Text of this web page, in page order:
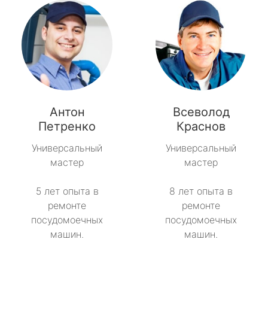
Антон
Петренко
Универсальный
мастер
5 лет опыта в
ремонте
посудомоечных
машин.
Всеволод
Краснов
Универсальный
мастер
8 лет опыта в
ремонте
посудомоечных
машин.